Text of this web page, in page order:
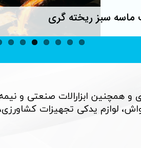
جنگنده ها نامرئی نیستند
و همچنین ابزارالات صنعتی و
لوازم یدکی تجهیزات